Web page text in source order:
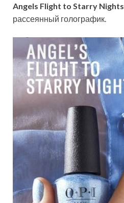
Angels Flight to Starry Nights
рассеянный голографик.